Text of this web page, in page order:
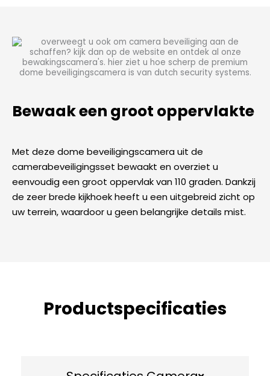
Bewaak een groot oppervlakte
Met deze dome beveiligingscamera uit de
camerabeveiligingsset bewaakt en overziet u
eenvoudig een groot oppervlak van 110 graden. Dankzij
de zeer brede kijkhoek heeft u een uitgebreid zicht op
uw terrein, waardoor u geen belangrijke details mist.
Productspecificaties